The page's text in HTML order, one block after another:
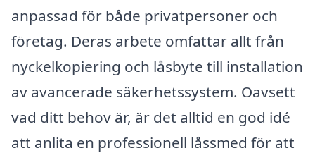
anpassad för både privatpersoner och
företag. Deras arbete omfattar allt från
nyckelkopiering och låsbyte till installation
av avancerade säkerhetssystem. Oavsett
vad ditt behov är, är det alltid en god idé
att anlita en professionell låssmed för att